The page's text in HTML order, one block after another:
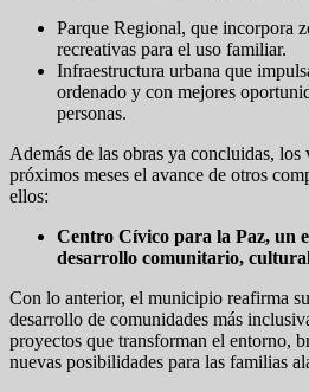
Parque Regional, que incorpora
recreativas para el uso familiar.
Infraestructura urbana que
ordenado y con mejores
personas.
Además de las obras ya concluidas, los
próximos meses el avance de otros
ellos:
Centro Cívico para la Paz, un
desarrollo comunitario,
Con lo anterior, el municipio reafirma
desarrollo de comunidades más
proyectos que transforman el entorno,
nuevas posibilidades para las familias